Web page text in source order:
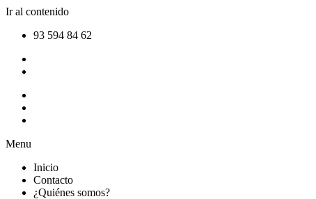
Ir al contenido
93 594 84 62
Menu
Inicio
Contacto
¿Quiénes somos?